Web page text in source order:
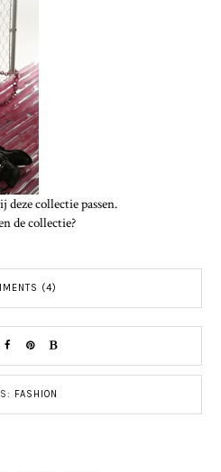
collectie passen.
de collectie?
(4)
FASHION